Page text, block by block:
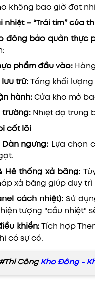
không bao giờ đạt
nhiệt – “Trái tim” của
đông bảo quản thực
phẩm đầu vào:
lưu trữ: Tổng khối
hành: Cửa kho mở
trường: Nhiệt độ trung
cốt lõi
Dàn ngưng: Lựa chọn
Hệ thống xả băng:
xả băng giúp duy
cách nhiệt):Sử
tượng "cầu nhiệt"
khiển:Tích hợp
có sự cố.
Công Kho Đông -